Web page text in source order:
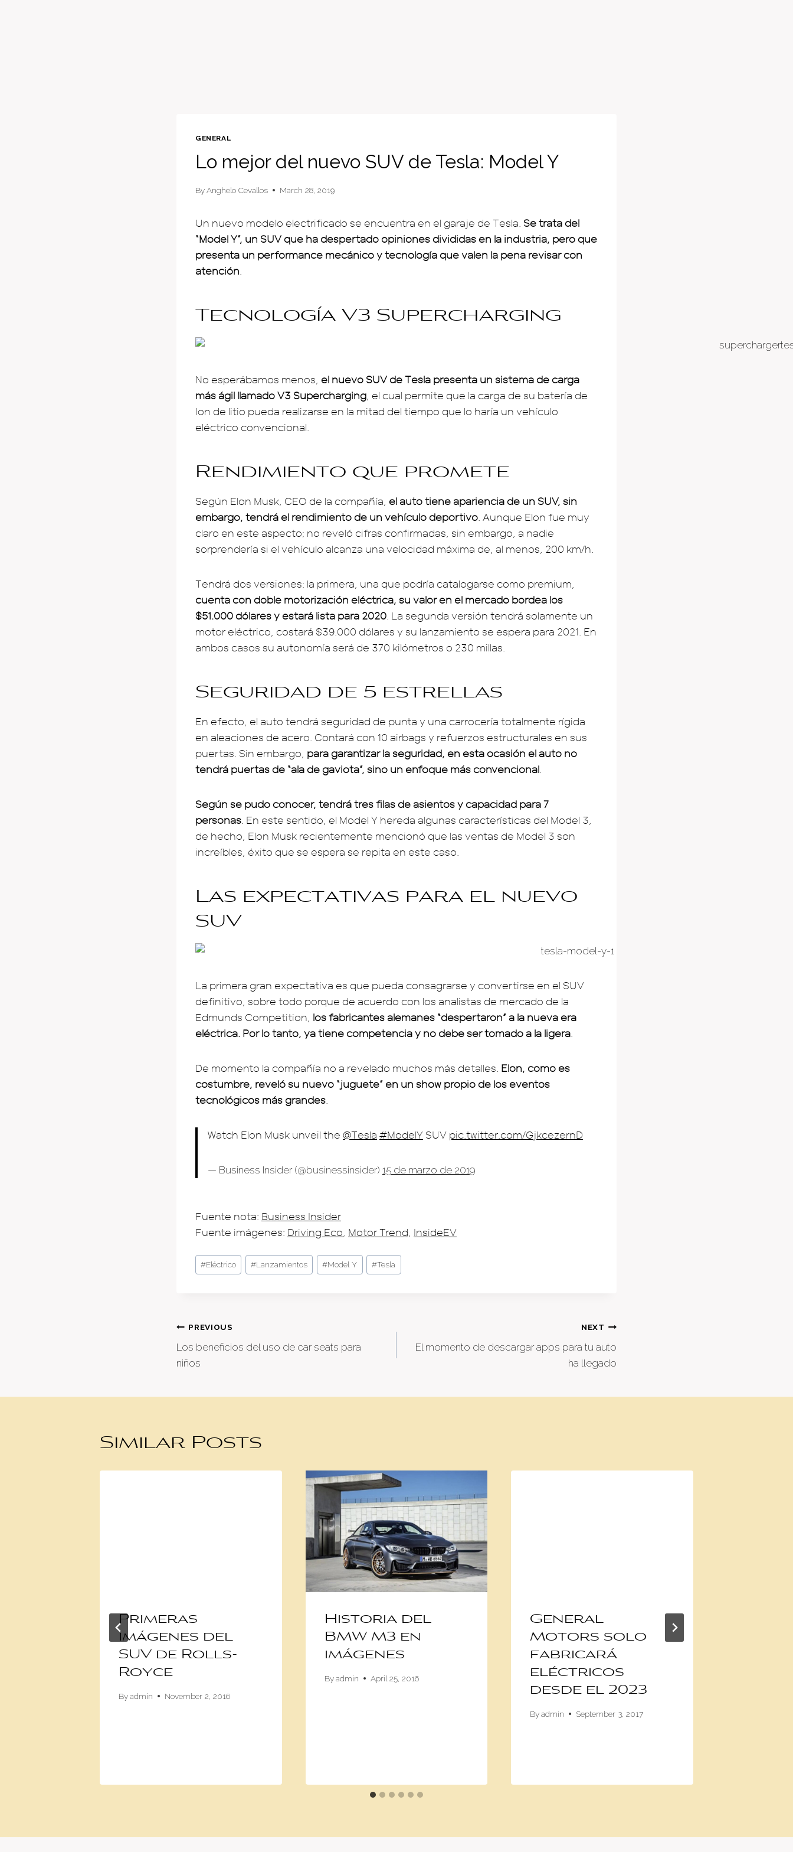
GENERAL
Lo mejor del nuevo SUV de Tesla: Model Y
ByAnghelo Cevallos March 28, 2019
Un nuevo modelo electrificado se encuentra en el garaje de Tesla. Se trata del
“Model Y”, un SUV que ha despertado opiniones divididas en la industria, pero que
presenta un performance mecánico y tecnología que valen la pena revisar con
atención
Tecnología V3 Supercharging
No esperábamos menos, el nuevo SUV de Tesla presenta un sistema de carga
más ágil llamado V3 Supercharging , el cual permite que la carga de su batería de
Ion de litio pueda realizarse en la mitad del tiempo que lo haría un vehículo
eléctrico convencional.
Rendimiento que promete
Según Elon Musk, CEO de la compañía, el auto tiene apariencia de un SUV, sin
embargo, tendrá el rendimiento de un vehículo deportivo . Aunque Elon fue muy
claro en este aspecto; no reveló cifras confirmadas, sin embargo, a nadie
sorprendería si el vehículo alcanza una velocidad máxima de, al menos, 200 km/h.
Tendrá dos versiones: la primera, una que podría catalogarse como premium,
cuenta con doble motorización eléctrica, su valor en el mercado bordea los
$51.000 dólares y estará lista para 2020 . La segunda versión tendrá solamente un
motor eléctrico, costará $39.000 dólares y su lanzamiento se espera para 2021. En
ambos casos su autonomía será de 370 kilómetros o 230 millas.
Seguridad de 5 estrellas
En efecto, el auto tendrá seguridad de punta y una carrocería totalmente rígida
en aleaciones de acero. Contará con 10 airbags y refuerzos estructurales en sus
puertas. Sin embargo, para garantizar la seguridad, en esta ocasión el auto no
tendrá puertas de “ala de gaviota”, sino un enfoque más convencional
Según se pudo conocer, tendrá tres filas de asientos y capacidad para 7
personas . En este sentido, el Model Y hereda algunas características del Model 3,
de hecho, Elon Musk recientemente mencionó que las ventas de Model 3 son
increíbles, éxito que se espera se repita en este caso.
Las expectativas para el nuevo
SUV
La primera gran expectativa es que pueda consagrarse y convertirse en el SUV
definitivo, sobre todo porque de acuerdo con los analistas de mercado de la
Edmunds Competition, los fabricantes alemanes “despertaron” a la nueva era
eléctrica. Por lo tanto, ya tiene competencia y no debe ser tomado a la ligera
De momento la compañía no a revelado muchos más detalles. Elon, como es
costumbre, reveló su nuevo “juguete” en un show propio de los eventos
tecnológicos más grandes
Watch Elon Musk unveil the @Tesla #ModelY SUV pic.twitter.com/GjkcezernD
— Business Insider (@businessinsider) 15 de marzo de 2019
Fuente nota: Business Insider
Fuente imágenes: Driving Eco Motor Trend InsideEV
Post
Tags:
#Eléctrico #Lanzamientos #Model Y #Tesla
Post
navigation
PREVIOUS
Los beneficios del uso de car seats para
niños
NEXT
El momento de descargar apps para tu auto
ha llegado
Similar Posts
Primeras
imágenes del
SUV de Rolls-
Royce
Byadmin November 2, 2016
Historia del
BMW M3 en
imágenes
By admin April 25, 2016
General
Motors solo
fabricará
eléctricos
desde el 2023
By admin September 3, 2017